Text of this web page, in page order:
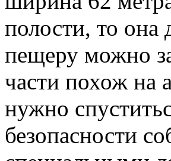
полости, то она
пещеру можно
части похож на
нужно
безопасности